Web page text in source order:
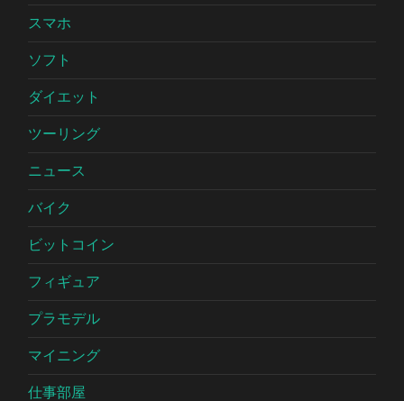
スマホ
ソフト
ダイエット
ツーリング
ニュース
バイク
ビットコイン
フィギュア
プラモデル
マイニング
仕事部屋